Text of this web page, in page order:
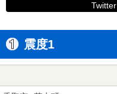
Twitter
震度1